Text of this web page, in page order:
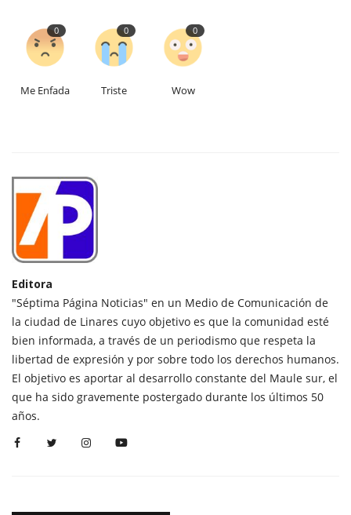
0
Me Enfada
0
Triste
0
Wow
Editora
"Séptima Página Noticias" en un Medio de Comunicación de
la ciudad de Linares cuyo objetivo es que la comunidad esté
bien informada, a través de un periodismo que respeta la
libertad de expresión y por sobre todo los derechos humanos.
El objetivo es aportar al desarrollo constante del Maule sur, el
que ha sido gravemente postergado durante los últimos 50
años.